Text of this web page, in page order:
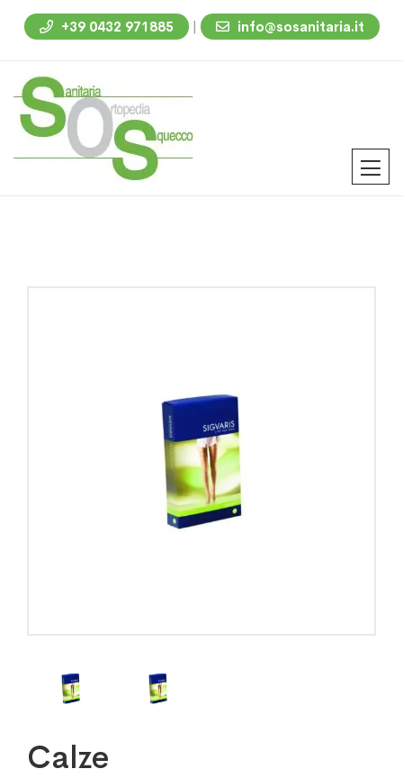
+39 0432 971885 | info@sosanitaria.it
Calze